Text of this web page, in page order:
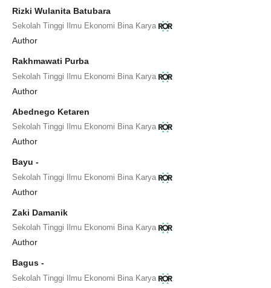
Rizki Wulanita Batubara
Sekolah Tinggi Ilmu Ekonomi Bina Karya
Author
Rakhmawati Purba
Sekolah Tinggi Ilmu Ekonomi Bina Karya
Author
Abednego Ketaren
Sekolah Tinggi Ilmu Ekonomi Bina Karya
Author
Bayu -
Sekolah Tinggi Ilmu Ekonomi Bina Karya
Author
Zaki Damanik
Sekolah Tinggi Ilmu Ekonomi Bina Karya
Author
Bagus -
Sekolah Tinggi Ilmu Ekonomi Bina Karya